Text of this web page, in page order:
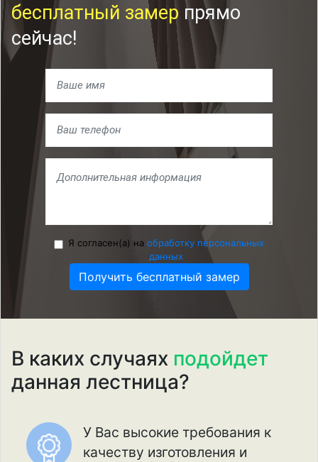
бесплатный замер прямо
сейчас!
Я согласен(а) на обработку персональных
данных
Получить бесплатный замер
В каких случаях подойдет
данная лестница?
У Вас высокие требования к
качеству изготовления и